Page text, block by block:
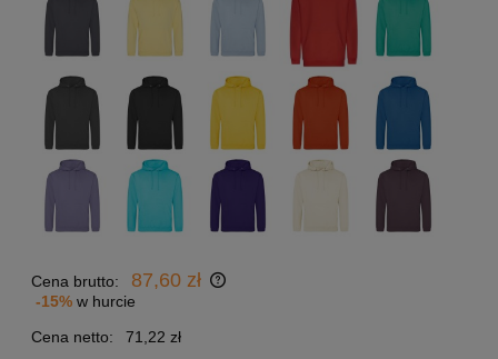
Cena brutto: 87,60 zł
-15% w hurcie
Cena netto:
71,22 zł